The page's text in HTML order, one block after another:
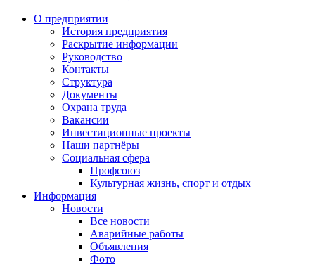
О предприятии
История предприятия
Раскрытие информации
Руководство
Контакты
Структура
Документы
Охрана труда
Вакансии
Инвестиционные проекты
Наши партнёры
Социальная сфера
Профсоюз
Культурная жизнь, спорт и отдых
Информация
Новости
Все новости
Аварийные работы
Объявления
Фото